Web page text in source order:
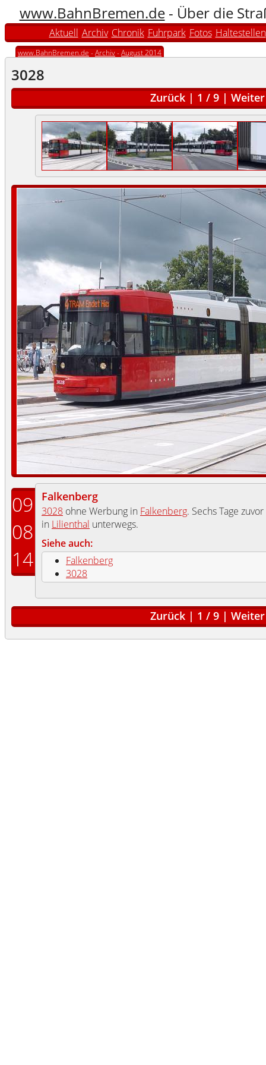
www.BahnBremen.de- Über die
Aktuell Archiv Chronik Fuhrpark Fotos Haltestellen
www.BahnBremen.de -Archiv-August 2014
3028
Zurück | 1 / 9 | Weiter
09
08
14
Falkenberg
3028 ohne Werbung in Falkenberg. Sechs Tage
in Lilienthal unterwegs.
Siehe auch:
Falkenberg
3028
Zurück | 1 / 9 | Weiter